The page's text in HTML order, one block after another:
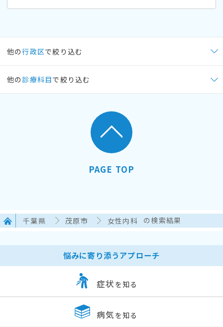
他の行政区で絞り込む
他の 診療科目で絞り込む
PAGE TOP
千葉県 茂原市 女性内科 の検索結果
悩みに寄り添うアプローチ
症状 を知る
病気 を知る